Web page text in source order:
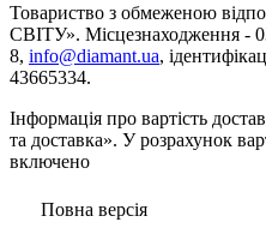
Товариство з обмеженою
СВІТУ». Місцезнаходження -
8, info@diamant.ua,
43665334.
Інформація про вартість
та доставка». У розрахунок
включено
Повна версія